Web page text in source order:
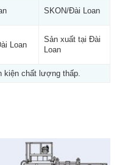
SKON/Đài Loan
Loan
Sản xuất tại Đài
Loan
kiện chất lượng thấp.